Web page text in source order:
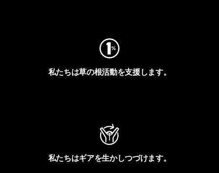
私たちは草の根活動を支援します。
私たちはギアを生かしつづけます。